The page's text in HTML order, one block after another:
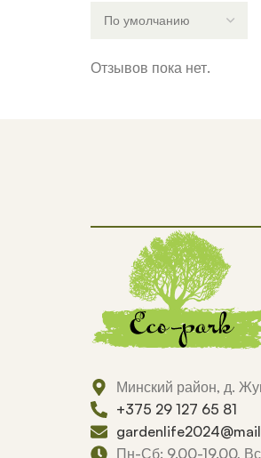
Отзывов пока нет.
Минский район, д.
+375 29 127 65 81
Пн-Сб: 9.00-19.00,